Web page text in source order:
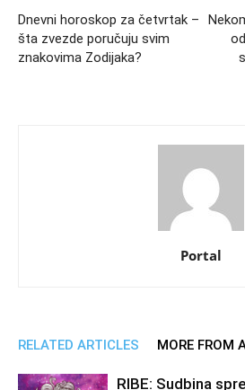
Dnevni horoskop za četvrtak –
šta zvezde poručuju svim
znakovima Zodijaka?
Portal
RELATED ARTICLES MORE FROM
RIBE: Sudbina